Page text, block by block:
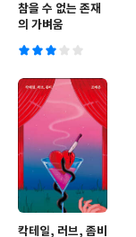
참을 수 없는 존재
의 가벼움
칵테일, 러브, 좀비